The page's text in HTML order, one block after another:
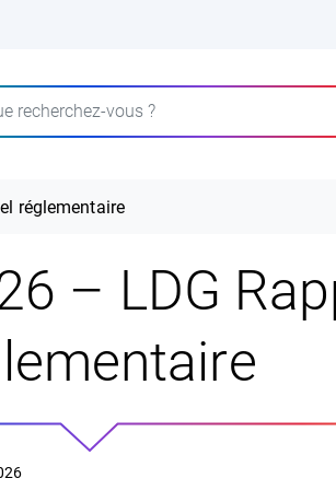
réglementaire
– LDG